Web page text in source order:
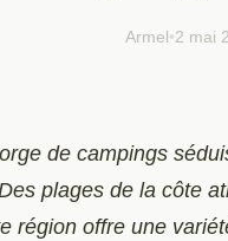
Armel•2 mai
de campings
plages de la côte
région offre une